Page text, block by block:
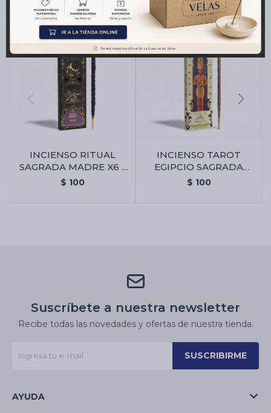
INCIENSO RITUAL
SAGRADA MADRE X6 -
Abundancia
$ 100
INCIENSO TAROT
EGIPCIO SAGRADA
MADRE - Ambar De
$ 100
Suscríbete a nuestra newsletter
Recibe todas las novedades y ofertas de nuestra tienda.
SUSCRIBIRME
AYUDA